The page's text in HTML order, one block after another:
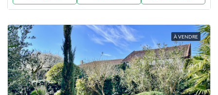
À VENDRE